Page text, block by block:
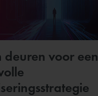
deuren voor een